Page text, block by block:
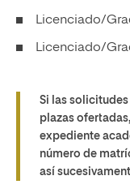
Licenciado/
Licenciado/
Si las
plazas
expediente
número de
así